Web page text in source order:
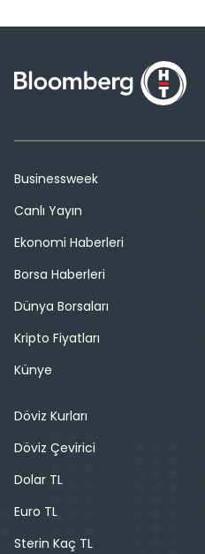
Businessweek
Canlı Yayın
Ekonomi Haberleri
Borsa Haberleri
Dünya Borsaları
Kripto Fiyatları
Künye
Döviz Kurları
Döviz Çevirici
Dolar TL
Euro TL
Sterin Kaç TL